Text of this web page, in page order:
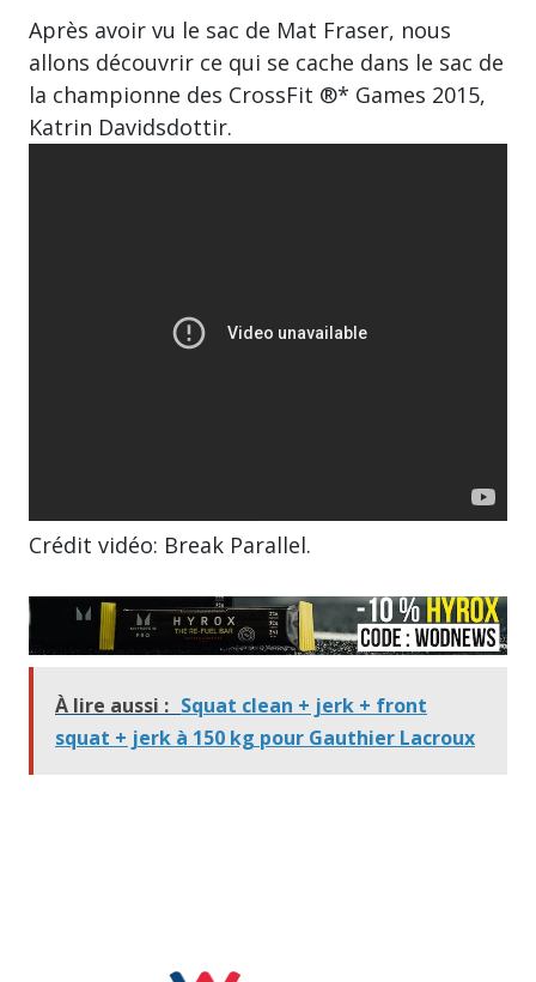
Après avoir vu le sac de Mat Fraser, nous
allons découvrir ce qui se cache dans le sac de
la championne des CrossFit ®* Games 2015,
Katrin Davidsdottir.
Crédit vidéo: Break Parallel.
À lire aussi : Squat clean + jerk + front
squat + jerk à 150 kg pour Gauthier Lacroux